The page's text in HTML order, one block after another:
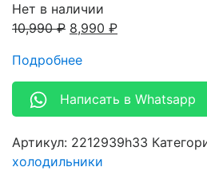
Нет в наличии
10,990₽ 8,990 ₽
Подробнее
Написать в Whatsapp
Артикул: 2212939h33
холодильники